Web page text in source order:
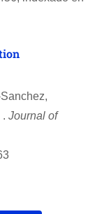
. Journal of